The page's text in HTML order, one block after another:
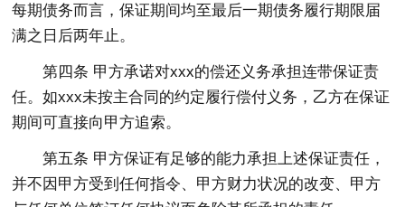
每期债务而言，保证期间均至最后一期债务履行期限届
满之日后两年止。
第四条 甲方承诺对xxx的偿还义务承担连带保证责
任。如xxx未按主合同的约定履行偿付义务，乙方在保证
期间可直接向甲方追索。
第五条 甲方保证有足够的能力承担上述保证责任，
并不因甲方受到任何指令、甲方财力状况的改变、甲方